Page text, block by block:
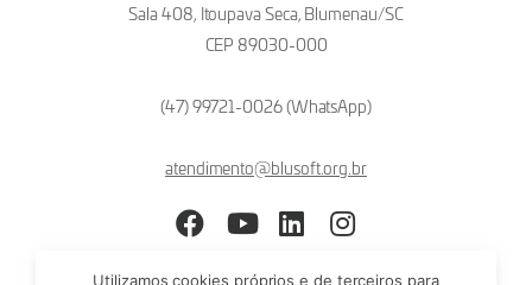
Sala 408, Itoupava Seca, Blumenau/SC
CEP 89030-000
(47) 99721-0026 (WhatsApp)
atendimento@blusoft.org.br
Utilizamos cookies próprios e de terceiros para